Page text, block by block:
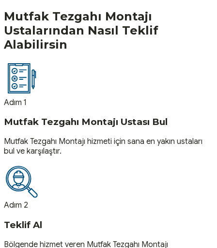
Mutfak Tezgahı Montajı
Ustalarından Nasıl Teklif
Alabilirsin
Adım 1
Mutfak Tezgahı Montajı Ustası Bul
Mutfak Tezgahı Montajı hizmeti için sana en yakın ustaları
bul ve karşılaştır.
Adım 2
Teklif Al
Bölgende hizmet veren Mutfak Tezgahı Montajı